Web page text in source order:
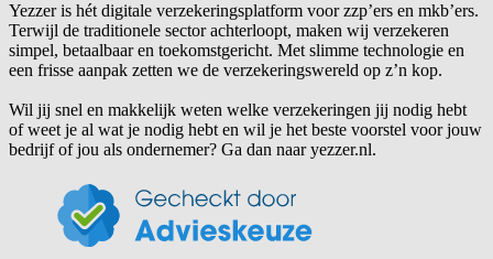
Yezzer is hét digitale verzekeringsplatform voor zzp’ers en mkb’ers.
Terwijl de traditionele sector achterloopt, maken wij verzekeren
simpel, betaalbaar en toekomstgericht. Met slimme technologie en
een frisse aanpak zetten we de verzekeringswereld op z’n kop.
Wil jij snel en makkelijk weten welke verzekeringen jij nodig hebt
of weet je al wat je nodig hebt en wil je het beste voorstel voor jouw
bedrijf of jou als ondernemer? Ga dan naar yezzer.nl.